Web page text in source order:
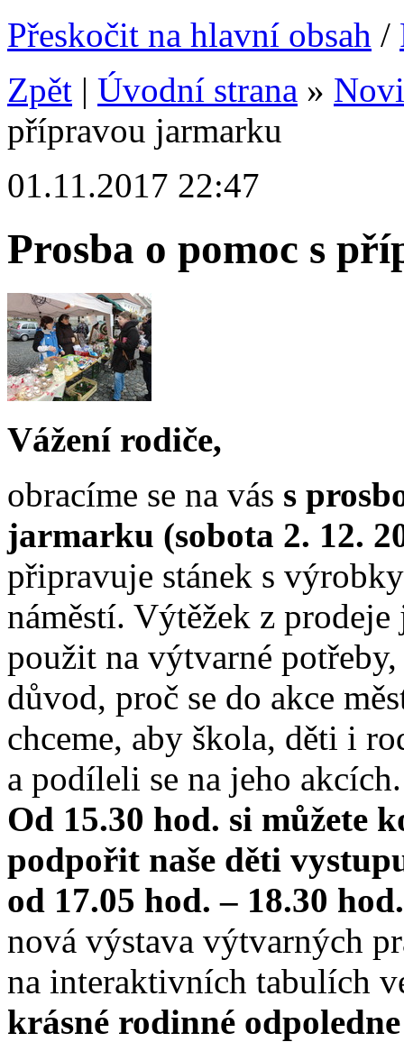
Přeskočit na hlavní obsah /
Zpět | Úvodní strana »
přípravou jarmarku
01.11.2017 22:47
Prosba o pomoc s
Vážení rodiče,
obracíme se na vás s
jarmarku (sobota 2. 12.
připravuje stánek s
náměstí. Výtěžek z
použit na výtvarné
důvod, proč se do akce
chceme, aby škola, děti i
a podíleli se na jeho
Od 15.30 hod. si můžete
podpořit naše děti
od 17.05 hod. – 18.30
nová výstava výtvarných
na interaktivních tabulích
krásné rodinné odpoledne